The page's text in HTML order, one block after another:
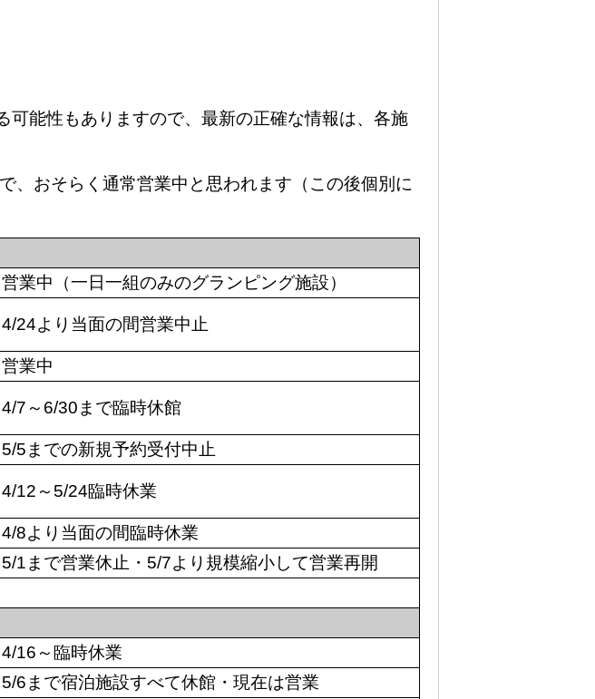
能性もありますので、最新の正確な情報は、各施
、おそらく通常営業中と思われます（この後個別に
営業中（一日一組のみのグランピング施設）
4/24より当面の間営業中止
営業中
4/7～6/30まで臨時休館
5/5までの新規予約受付中止
4/12～5/24臨時休業
4/8より当面の間臨時休業
5/1まで営業休止・5/7より規模縮小して営業再開
4/16～臨時休業
5/6まで宿泊施設すべて休館・現在は営業